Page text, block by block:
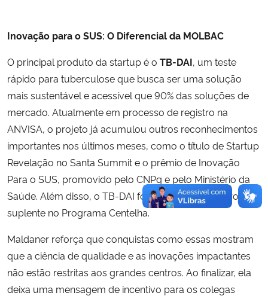
Inovação para o SUS: O Diferencial da MOLBAC
O principal produto da startup é o TB-DAI, um teste
rápido para tuberculose que busca ser uma solução
mais sustentável e acessível que 90% das soluções de
mercado. Atualmente em processo de registro na
ANVISA, o projeto já acumulou outros reconhecimentos
importantes nos últimos meses, como o título de Startup
Revelação no Santa Summit e o prêmio de Inovação
Para o SUS, promovido pelo CNPq e pelo Ministério da
Saúde. Além disso, o TB-DAI foi destaque como projeto
suplente no Programa Centelha.
Maldaner reforça que conquistas como essas mostram
que a ciência de qualidade e as inovações impactantes
não estão restritas aos grandes centros. Ao finalizar, ela
deixa uma mensagem de incentivo para os colegas